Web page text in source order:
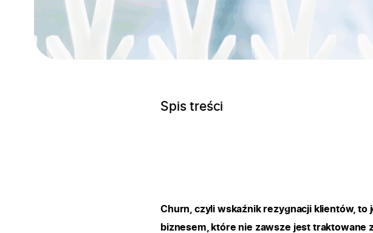
Spis treści
Churn, czyli wskaźnik rezygnacji klientów,
biznesem, które nie zawsze jest traktowane